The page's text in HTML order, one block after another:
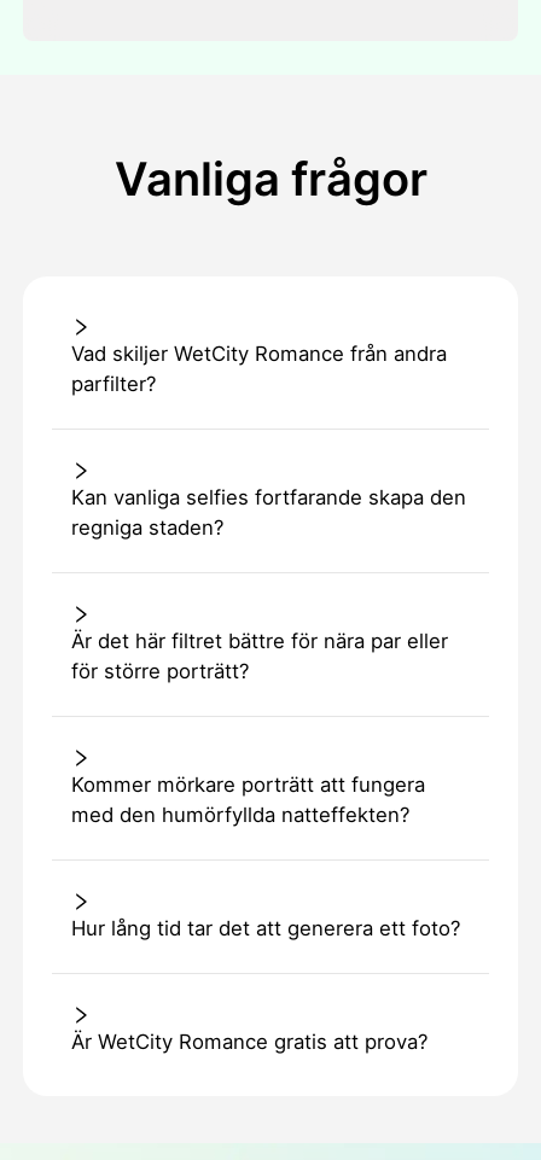
Vanliga frågor
Vad skiljer WetCity Romance från andra
parfilter?
Kan vanliga selfies fortfarande skapa den
regniga staden?
Är det här filtret bättre för nära par eller
för större porträtt?
Kommer mörkare porträtt att fungera
med den humörfyllda natteffekten?
Hur lång tid tar det att generera ett foto?
Är WetCity Romance gratis att prova?